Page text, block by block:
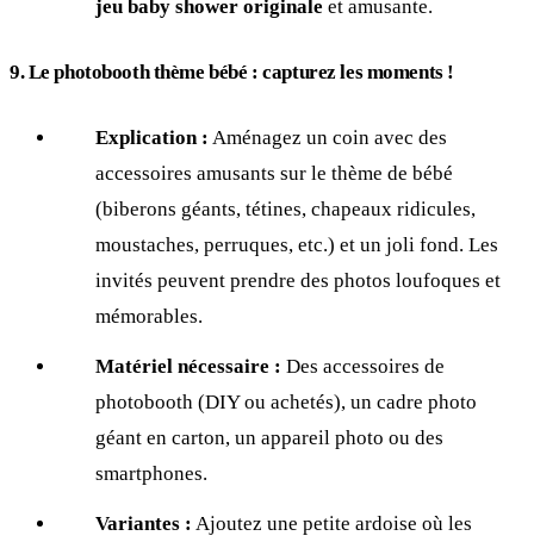
jeu baby shower originale et amusante.
9. Le photobooth thème bébé : capturez les moments !
Explication : Aménagez un coin avec des
accessoires amusants sur le thème de bébé
(biberons géants, tétines, chapeaux ridicules,
moustaches, perruques, etc.) et un joli fond. Les
invités peuvent prendre des photos loufoques et
mémorables.
Matériel nécessaire : Des accessoires de
photobooth (DIY ou achetés), un cadre photo
géant en carton, un appareil photo ou des
smartphones.
Variantes : Ajoutez une petite ardoise où les